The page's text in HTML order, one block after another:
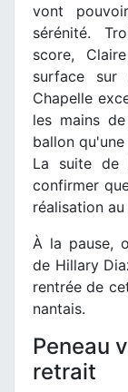
vont
sérénité.
score,
surface sur
Chapelle
les mains
ballon
La suite de
confirmer
réalisation
À la pause,
de Hillary
rentrée de
nantais.
Peneau
retrait